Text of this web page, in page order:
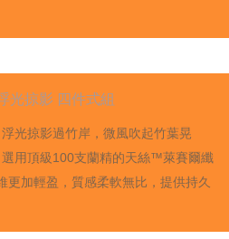
光掠影 四件式組
光掠影過竹岸，微風吹起竹葉晃
用頂級100支蘭精的天絲™萊賽爾纖
加輕盈，質感柔軟無比，提供持久